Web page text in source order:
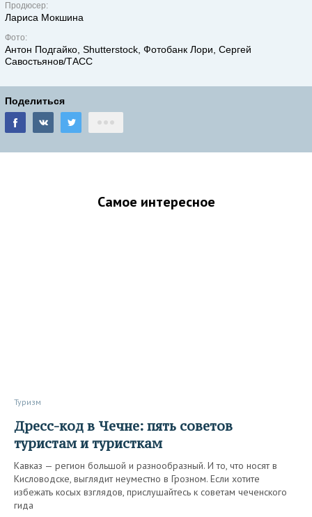
Продюсер:
Лариса Мокшина
Фото:
Антон Подгайко, Shutterstock, Фотобанк Лори, Сергей
Савостьянов/ТАСС
Поделиться
Самое интересное
Туризм
Дресс-код в Чечне: пять советов
туристам и туристкам
Кавказ — регион большой и разнообразный. И то, что носят в
Кисловодске, выглядит неуместно в Грозном. Если хотите
избежать косых взглядов, прислушайтесь к советам чеченского
гида